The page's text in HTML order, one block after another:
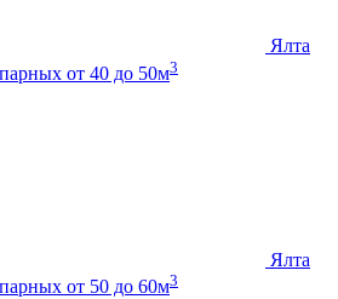
Ялта
от 40 до 50м3
Ялта
от 50 до 60м3